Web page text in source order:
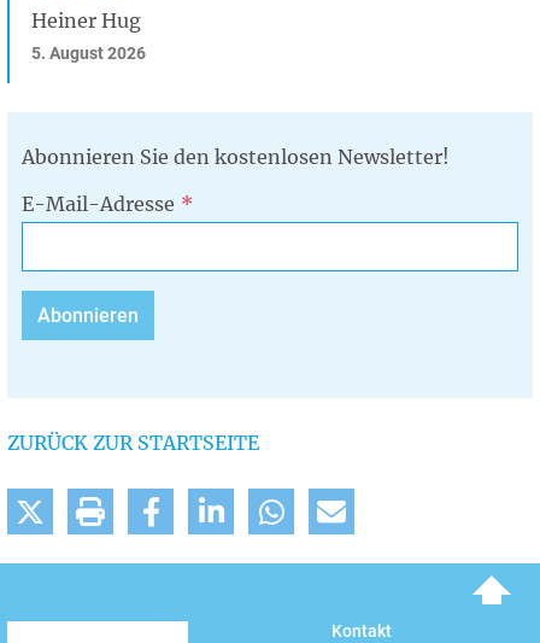
Heiner Hug
5. August 2026
Abonnieren Sie den kostenlosen Newsletter!
E-Mail-Adresse
ZURÜCK ZUR STARTSEITE
Kontakt